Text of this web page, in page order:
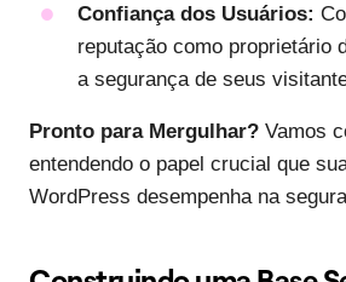
Confiança dos Usuários:
reputação como proprietário
a segurança de seus
Pronto para Mergulhar? Vamos
entendendo o papel crucial que
WordPress desempenha na